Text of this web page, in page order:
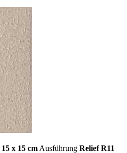
15 x 15 cm Ausführung Relief R11